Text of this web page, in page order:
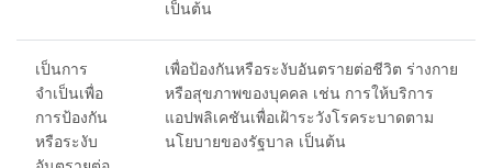
เป็นต้น
เป็นการ
จำเป็นเพื่อ
การป้องกัน
หรือระงับ
เพื่อป้องกันหรือระงับอันตรายต่อชีวิต ร่างกาย
หรือสุขภาพของบุคคล เช่น การให้บริการ
แอปพลิเคชันเพื่อเฝ้าระวังโรคระบาดตาม
นโยบายของรัฐบาล เป็นต้น